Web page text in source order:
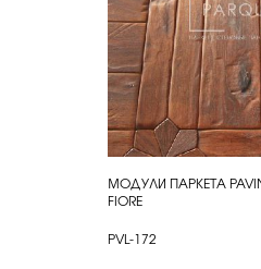
КУПИТЬ
МОДУЛИ ПАРКЕТА
FIORE
PVL-172